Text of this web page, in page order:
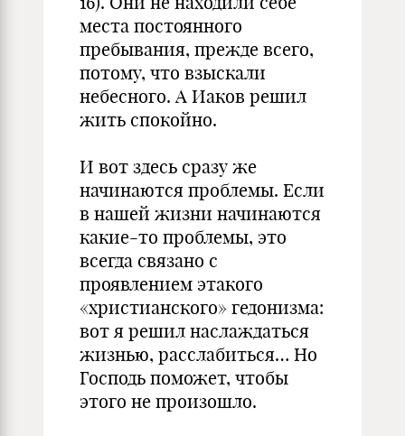
места постоянного
пребывания, прежде всего,
потому, что взыскали
небесного. А Иаков решил
жить спокойно.
И вот здесь сразу же
начинаются проблемы. Если
в нашей жизни начинаются
какие-то проблемы, это
всегда связано с
проявлением этакого
«христианского» гедонизма:
вот я решил наслаждаться
жизнью, расслабиться… Но
Господь поможет, чтобы
этого не произошло.